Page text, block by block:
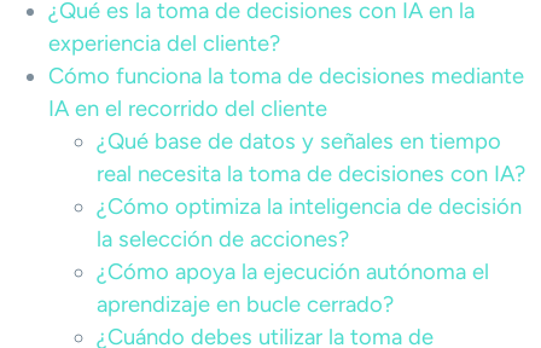
¿Qué es la toma de decisiones con IA en la
experiencia del cliente?
Cómo funciona la toma de decisiones mediante
IA en el recorrido del cliente
¿Qué base de datos y señales en tiempo
real necesita la toma de decisiones con IA?
¿Cómo optimiza la inteligencia de decisión
la selección de acciones?
¿Cómo apoya la ejecución autónoma el
aprendizaje en bucle cerrado?
¿Cuándo debes utilizar la toma de